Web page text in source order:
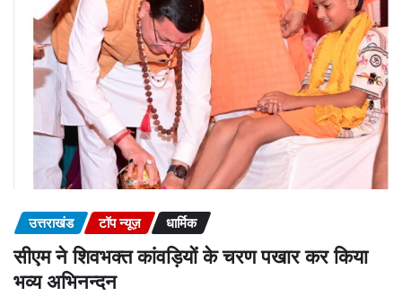
उत्तराखंड टॉप न्यूज़ धार्मिक
सीएम ने शिवभक्त कांवड़ियों के चरण पखार कर किया
भव्य अभिनन्दन